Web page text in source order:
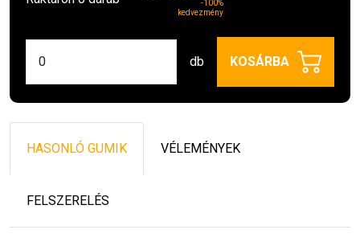
-100%
kedvezmény
db KOSÁRBA
HASONLÓ GUMIK VÉLEMÉNYEK
FELSZERELÉS